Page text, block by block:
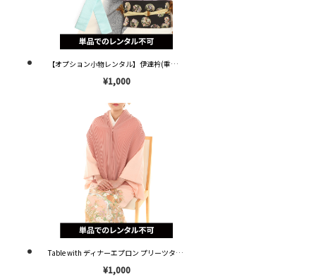
【オプション小物レンタル】伊達衿(重ね衿) 紗綾型地紋入り 水色 OD002 ※単品レンタル不可※
¥1,000
Table with ディナーエプロン プリーツタイプ ピンク OP001 ※単品レンタル不可※
¥1,000